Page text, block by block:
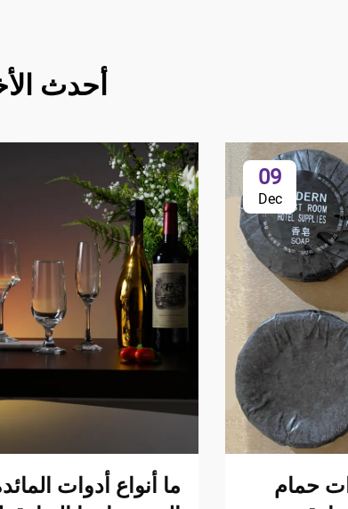
أحدث
09
Dec
حمام
ما أنواع أدوات